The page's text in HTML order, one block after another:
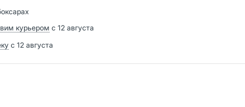
курьером с 12 августа
с 12 августа